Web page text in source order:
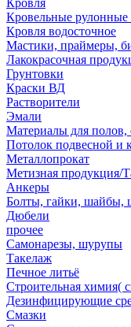
Кровля
Кровельные рулонные
Кровля водосточное
Мастики, праймеры,
Лакокрасочная
Грунтовки
Краски ВД
Растворители
Эмали
Материалы для полов,
Потолок подвесной и
Металлопрокат
Метизная продукция/
Анкеры
Болты, гайки, шайбы,
Дюбели
прочее
Самонарезы, шурупы
Такелаж
Печное литьё
Строительная химия(
Дезинфицирующие
Смазки